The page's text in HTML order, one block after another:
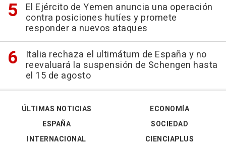
El Ejército de Yemen anuncia una operación
contra posiciones hutíes y promete
responder a nuevos ataques
Italia rechaza el ultimátum de España y no
reevaluará la suspensión de Schengen hasta
el 15 de agosto
ÚLTIMAS NOTICIAS
ESPAÑA
INTERNACIONAL
ECONOMÍA
SOCIEDAD
CIENCIAPLUS